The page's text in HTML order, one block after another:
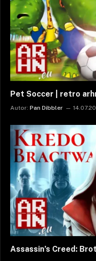
Pet Soccer | retro
Autor: Pan Dibbler
Assassin’s Creed: